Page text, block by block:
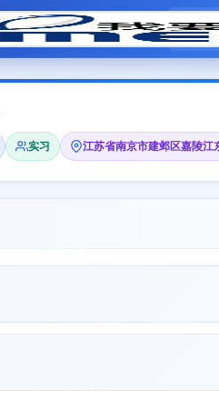
模
实习 江苏省南京市建邺区嘉陵